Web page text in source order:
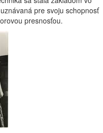
pre svoju schopnosť
presnosťou.